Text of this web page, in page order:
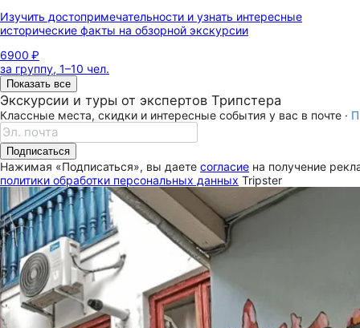
Изучить достопримечательности и узнать интересные
исторические факты на обзорной экскурсии
6900 ₽
за группу, 1–10 чел.
Показать все
Экскурсии и туры от экспертов Трипстера
Классные места, скидки и интересные события у вас в почте ·
Подписаться
Нажимая «Подписаться», вы даете согласие на получение
политики обработки персональных данных Tripster